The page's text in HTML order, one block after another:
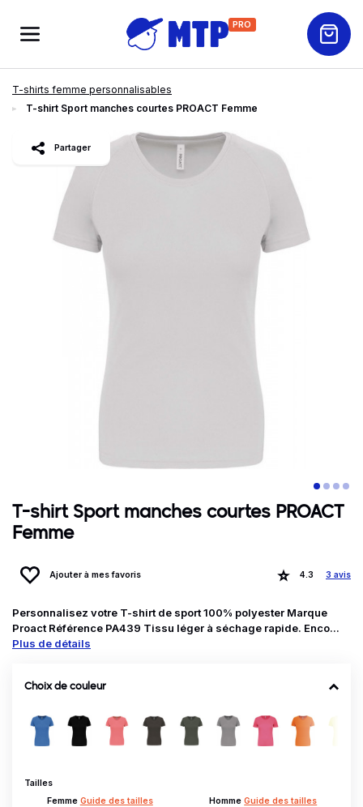
PRO
T-shirts femme personnalisables
T-shirt Sport manches courtes PROACT Femme
T-shirt Sport manches courtes PROACT
Femme
Ajouter à mes favoris 4.3 3 avis
Personnalisez votre T-shirt de sport 100% polyester Marque
Proact Référence PA439 Tissu léger à séchage rapide. Enco...
Plus de détails
Choix de couleur
Tailles
Femme Guide des tailles Homme Guide des tailles
Partager
slide1
BEST-SELLER